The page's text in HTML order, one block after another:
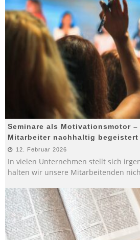
Seminare als Motivationsmotor
Mitarbeiter nachhaltig begeistert
12. Februar 2026
In vielen Unternehmen stellt sich
halten wir unsere Mitarbeitenden